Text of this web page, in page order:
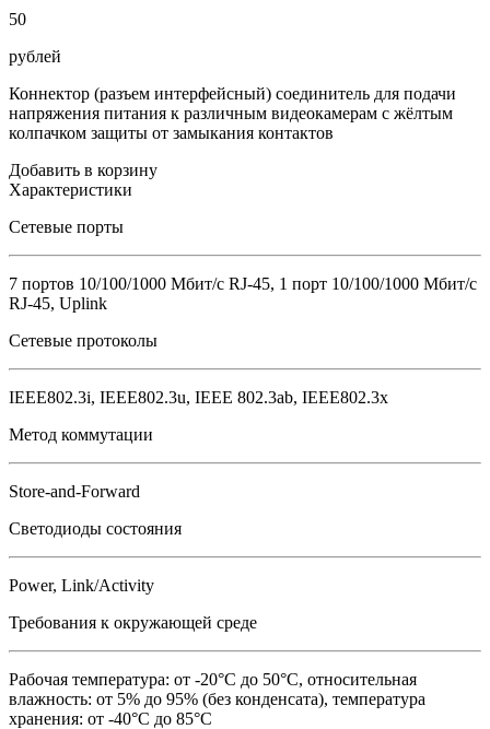
50
рублей
Коннектор (разъем интерфейсный) соединитель для подачи
напряжения питания к различным видеокамерам с жёлтым
колпачком защиты от замыкания контактов
Добавить в корзину
Характеристики
Сетевые порты
7 портов 10/100/1000 Мбит/с RJ-45, 1 порт 10/100/1000 Мбит/с
RJ-45, Uplink
Сетевые протоколы
IEEE802.3i, IEEE802.3u, IEEE 802.3ab, IEEE802.3x
Метод коммутации
Store-and-Forward
Светодиоды состояния
Power, Link/Activity
Требования к окружающей среде
Рабочая температура: от -20°C до 50°C, относительная
влажность: от 5% до 95% (без конденсата), температура
хранения: от -40°C до 85°C